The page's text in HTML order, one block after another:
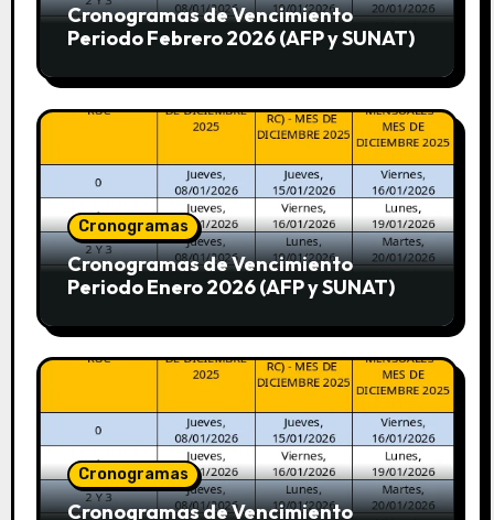
Cronogramas de Vencimiento
Periodo Febrero 2026 (AFP y SUNAT)
Cronogramas
Cronogramas de Vencimiento
Periodo Enero 2026 (AFP y SUNAT)
Cronogramas
Cronogramas de Vencimiento